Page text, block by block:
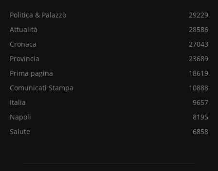
Politica & Palazzo
29229
Attualità
28586
Cronaca
27043
Provincia
23689
Prima pagina
18619
Comunicati Stampa
10888
Italia
9657
Napoli
8195
Salute
6858